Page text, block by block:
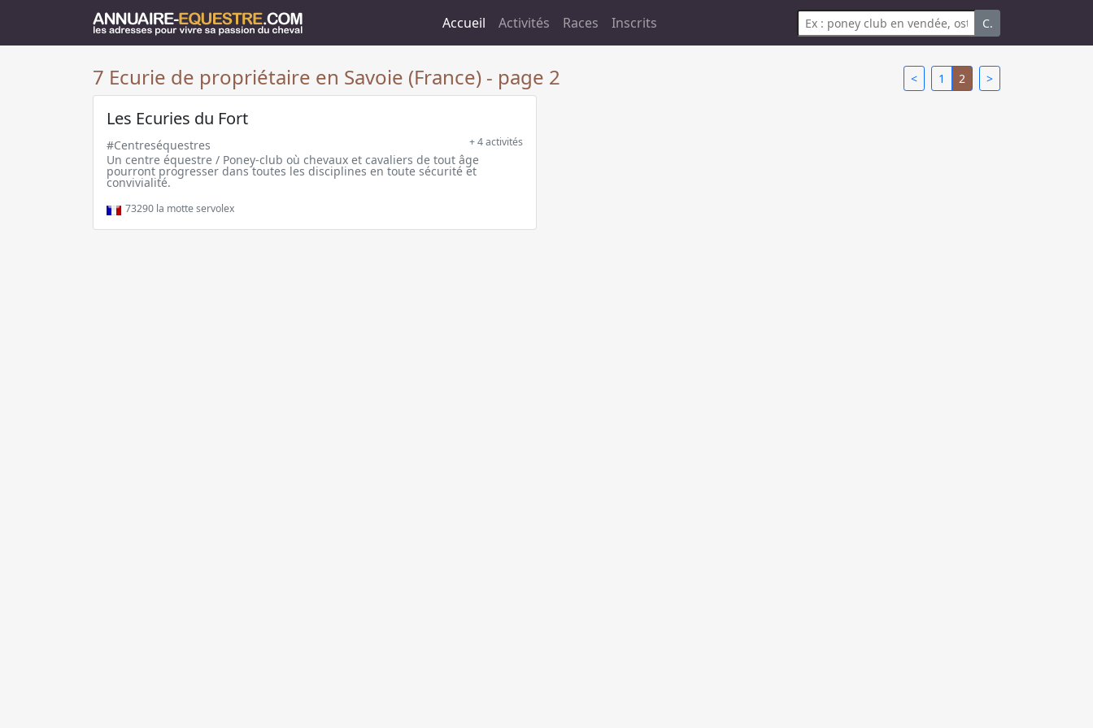
Accueil Activités Races Inscrits C.
< 1 2 >
7 Ecurie de propriétaire en Savoie (France) - page 2
Les Ecuries du Fort
#Centreséquestres + 4 activités
Un centre équestre / Poney-club où chevaux et cavaliers de tout âge
pourront progresser dans toutes les disciplines en toute sécurité et
convivialité.
73290 la motte servolex